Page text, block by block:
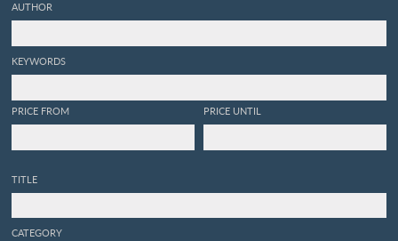
AUTHOR
KEYWORDS
PRICE FROM PRICE UNTIL
TITLE
CATEGORY